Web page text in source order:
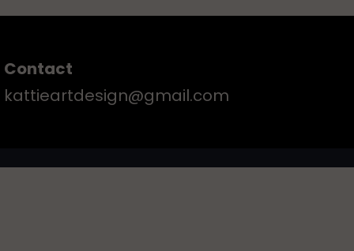
Contact
kattieartdesign@gmail.com